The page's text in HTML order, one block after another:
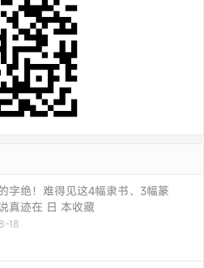
字绝！难得见这4幅隶书、3幅篆
真迹在 日 本收藏
18